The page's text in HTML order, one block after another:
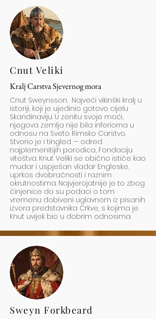
Cnut Veliki
Kralj Carstva Sjevernog mora
Cnut Sweynsson. Najveći vikinški kralj u
istoriji, koji je ujedinio gotovo cijelu
Skandinaviju. U zenitu svoje moći,
njegova zemlja nije bila inferiorna u
odnosu na Sveto Rimsko Carstvo.
Stvorio je i tingled — odred
najplemenitijih porodica, Fondaciju
viteštva. Knut Veliki se obično ističe kao
mudar i uspješan vladar Engleske,
uprkos dvobračnosti i raznim
okrutnostima. Najvjerojatnije je to zbog
činjenice da su podaci o tom
vremenu dobiveni uglavnom iz pisanih
izvora predstavnika Crkve, s kojima je
Knut uvijek bio u dobrim odnosima.
Sweyn Forkbeard